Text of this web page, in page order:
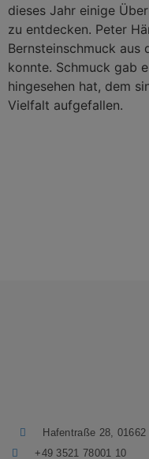
dieses Jahr einige
zu entdecken. Peter
Bernsteinschmuck aus
konnte. Schmuck gab
hingesehen hat, dem
Vielfalt aufgefallen.
Hafentraße 28,
+49 3521 78001 10